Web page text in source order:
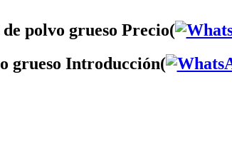
polvo grueso Precio(
grueso Introducción(